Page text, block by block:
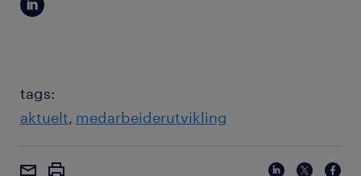
tags:
aktuelt medarbeiderutvikling